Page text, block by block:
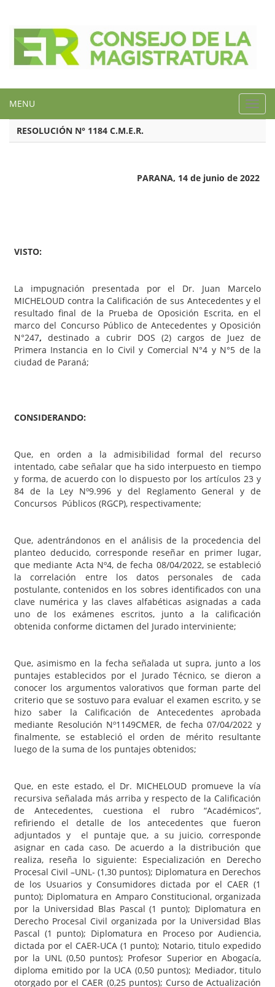
MENU
RESOLUCIÓN N° 1184 C.M.E.R.
PARANA, 14 de junio de 2022
VISTO:
La impugnación presentada por el Dr. Juan Marcelo
MICHELOUD contra la Calificación de sus Antecedentes y el
resultado final de la Prueba de Oposición Escrita, en el
marco del Concurso Público de Antecedentes y Oposición
N°247, destinado a cubrir DOS (2) cargos de Juez de
Primera Instancia en lo Civil y Comercial N°4 y N°5 de la
ciudad de Paraná;
CONSIDERANDO:
Que, en orden a la admisibilidad formal del recurso
intentado, cabe señalar que ha sido interpuesto en tiempo
y forma, de acuerdo con lo dispuesto por los artículos 23 y
84 de la Ley Nº9.996 y del Reglamento General y de
Concursos Públicos (RGCP), respectivamente;
Que, adentrándonos en el análisis de la procedencia del
planteo deducido, corresponde reseñar en primer lugar,
que mediante Acta Nº4, de fecha 08/04/2022, se estableció
la correlación entre los datos personales de cada
postulante, contenidos en los sobres identificados con una
clave numérica y las claves alfabéticas asignadas a cada
uno de los exámenes escritos, junto a la calificación
obtenida conforme dictamen del Jurado interviniente;
Que, asimismo en la fecha señalada ut supra, junto a los
puntajes establecidos por el Jurado Técnico, se dieron a
conocer los argumentos valorativos que forman parte del
criterio que se sostuvo para evaluar el examen escrito, y se
hizo saber la Calificación de Antecedentes aprobada
mediante Resolución Nº1149CMER, de fecha 07/04/2022 y
finalmente, se estableció el orden de mérito resultante
luego de la suma de los puntajes obtenidos;
Que, en este estado, el Dr. MICHELOUD promueve la vía
recursiva señalada más arriba y respecto de la Calificación
de Antecedentes, cuestiona el rubro “Académicos”,
refiriendo el detalle de los antecedentes que fueron
adjuntados y el puntaje que, a su juicio, corresponde
asignar en cada caso. De acuerdo a la distribución que
realiza, reseña lo siguiente: Especialización en Derecho
Procesal Civil –UNL- (1,30 puntos); Diplomatura en Derechos
de los Usuarios y Consumidores dictada por el CAER (1
punto); Diplomatura en Amparo Constitucional, organizada
por la Universidad Blas Pascal (1 punto); Diplomatura en
Derecho Procesal Civil organizada por la Universidad Blas
Pascal (1 punto); Diplomatura en Proceso por Audiencia,
dictada por el CAER-UCA (1 punto); Notario, titulo expedido
por la UNL (0,50 puntos); Profesor Superior en Abogacía,
diploma emitido por la UCA (0,50 puntos); Mediador, titulo
otorgado por el CAER (0,25 puntos); Curso de Actualización